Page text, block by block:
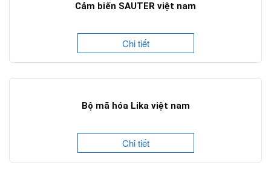
Cảm biến SAUTER việt nam
Chi tiết
Bộ mã hóa Lika việt nam
Chi tiết